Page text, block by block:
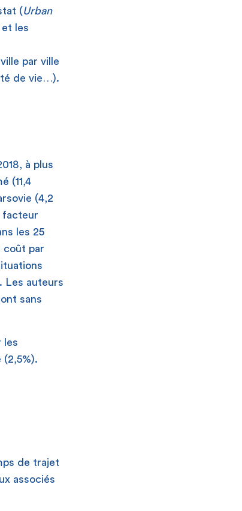
(Urban
les
par ville
de vie…).
à plus
(11,4
(4,2
facteur
les 25
coût par
Les auteurs
sans
les
(2,5%).
de trajet
associés